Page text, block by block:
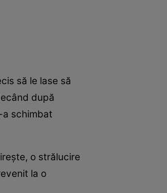
să le lase să
după
a schimbat
o strălucire
la o